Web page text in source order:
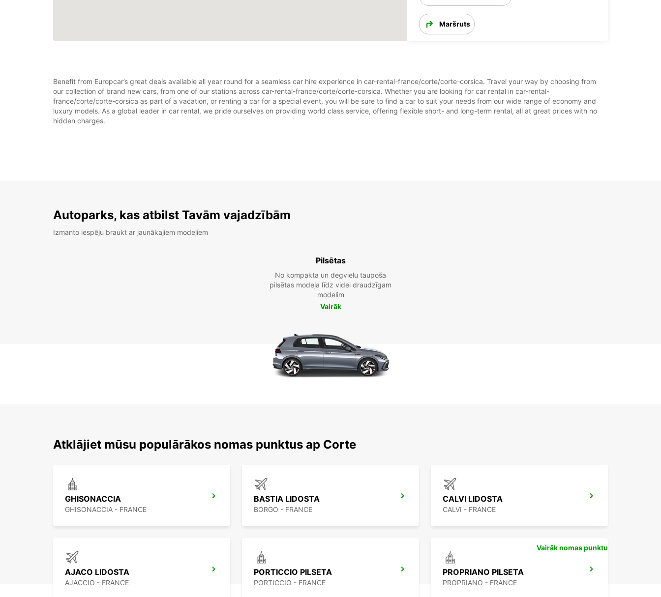
Maršruts
Benefit from Europcar’s great deals available all year round for a seamless car hire experience in car-rental-france/corte/corte-corsica. Travel your way by choosing from
our collection of brand new cars, from one of our stations across car-rental-france/corte/corte-corsica. Whether you are looking for car rental in car-rental-
france/corte/corte-corsica as part of a vacation, or renting a car for a special event, you will be sure to find a car to suit your needs from our wide range of economy and
luxury models. As a global leader in car rental, we pride ourselves on providing world class service, offering flexible short- and long-term rental, all at great prices with no
hidden charges.
Autoparks, kas atbilst Tavām vajadzībām
Izmanto iespēju braukt ar jaunākajiem modeļiem
Pilsētas
No kompakta un degvielu taupoša
pilsētas modeļa līdz videi draudzīgam
modelim
Vairāk
Atklājiet mūsu populārākos nomas punktus ap Corte
GHISONACCIA
GHISONACCIA - FRANCE
BASTIA LIDOSTA
BORGO - FRANCE
CALVI LIDOSTA
CALVI - FRANCE
AJACO LIDOSTA
AJACCIO - FRANCE
PORTICCIO PILSETA
PORTICCIO - FRANCE
PROPRIANO PILSETA
PROPRIANO - FRANCE
Vairāk nomas punktu